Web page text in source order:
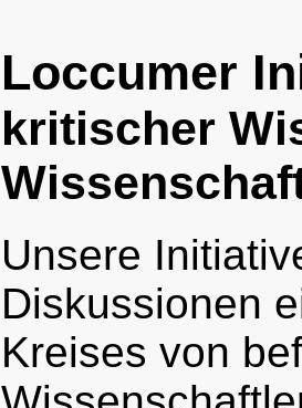
Loccumer
kritischer
Unsere
Diskussionen
Kreises von